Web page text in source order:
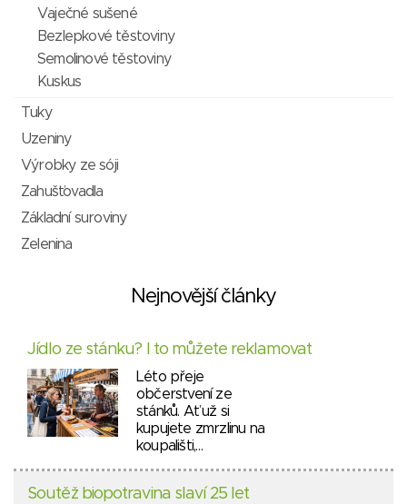
Vaječné sušené
Bezlepkové těstoviny
Semolinové těstoviny
Kuskus
Tuky
Uzeniny
Výrobky ze sóji
Zahušťovadla
Základní suroviny
Zelenina
Nejnovější články
Jídlo ze stánku? I to můžete reklamovat
Léto přeje
občerstvení ze
stánků. Ať už si
kupujete zmrzlinu na
koupališti,…
Soutěž biopotravina slaví 25 let